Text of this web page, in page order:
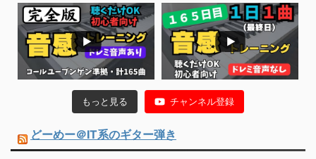
もっと見る チャンネル登録
どーめー＠IT系のギター弾き